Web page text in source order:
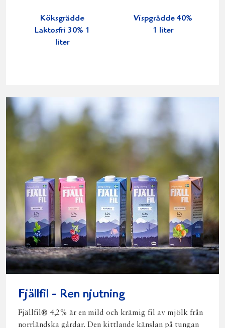
Köksgrädde
Laktosfri 30% 1
liter
Vispgrädde 40%
1 liter
Fjällfil - Ren njutning
Fjällfil® 4,2% är en mild och krämig fil av mjölk från
norrländska gårdar. Den kittlande känslan på tungan